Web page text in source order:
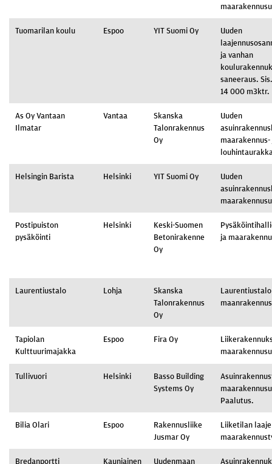
Tuomarilan koulu Espoo YIT Suomi Oy
Uuden
ja vanhan
saneeraus.
14 000 m3ktr.
As Oy Vantaan
Ilmatar
Vantaa
Skanska
Talonrakennus
Oy
Uuden
maarakennus-
Helsingin Barista Helsinki YIT Suomi Oy
Uuden
Postipuiston
pysäköinti
Helsinki
Keski-Suomen
Betonirakenne
Oy
ja
Laurentiustalo Lohja
Skanska
Talonrakennus
Oy
Tapiolan
Kulttuurimajakka
Espoo Fira Oy
Tullivuori Helsinki
Basso Building
Systems Oy
Paalutus.
Bilia Olari Espoo
Rakennusliike
Jusmar Oy
Liiketilan
Bredanportti Kauniainen Uudenmaan